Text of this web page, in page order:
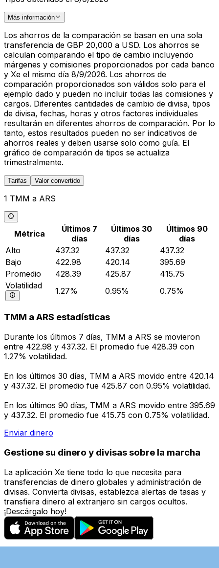
Más información
Los ahorros de la comparación se basan en una sola
transferencia de GBP 20,000 a USD. Los ahorros se
calculan comparando el tipo de cambio incluyendo
márgenes y comisiones proporcionados por cada banco
y Xe el mismo día 8/9/2026. Los ahorros de
comparación proporcionados son válidos solo para el
ejemplo dado y pueden no incluir todas las comisiones y
cargos. Diferentes cantidades de cambio de divisa, tipos
de divisa, fechas, horas y otros factores individuales
resultarán en diferentes ahorros de comparación. Por lo
tanto, estos resultados pueden no ser indicativos de
ahorros reales y deben usarse solo como guía. El
gráfico de comparación de tipos se actualiza
trimestralmente.
Tarifas Valor convertido
1 TMM a ARS
Métrica
Últimos 7
días
Últimos 30
días
Últimos 90
días
Alto
437.32 437.32
437.32
Bajo
422.98 420.14
395.69
Promedio
428.39 425.87
415.75
Volatilidad
1.27% 0.95% 0.75%
TMM a ARS estadísticas
Durante los últimos 7 días, TMM a ARS se movieron
entre 422.98 y 437.32. El promedio fue 428.39 con
1.27% volatilidad.
En los últimos 30 días, TMM a ARS movido entre 420.14
y 437.32. El promedio fue 425.87 con 0.95% volatilidad.
En los últimos 90 días, TMM a ARS movido entre 395.69
y 437.32. El promedio fue 415.75 con 0.75% volatilidad.
Enviar dinero
Gestione su dinero y divisas sobre la marcha
La aplicación Xe tiene todo lo que necesita para
transferencias de dinero globales y administración de
divisas. Convierta divisas, establezca alertas de tasas y
transfiera dinero al extranjero sin cargos ocultos.
¡Descárgalo hoy!